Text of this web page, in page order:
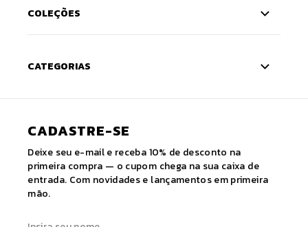
COLEÇÕES
CATEGORIAS
CADASTRE-SE
Deixe seu e-mail e receba 10% de desconto na
primeira compra — o cupom chega na sua caixa de
entrada. Com novidades e lançamentos em primeira
mão.